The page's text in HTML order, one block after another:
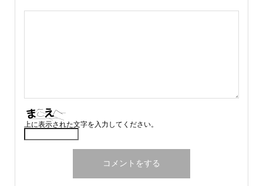
上に表示された文字を入力してください。